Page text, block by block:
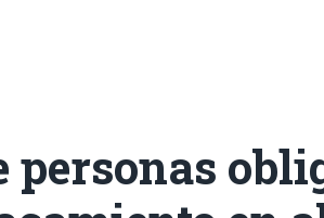
personas